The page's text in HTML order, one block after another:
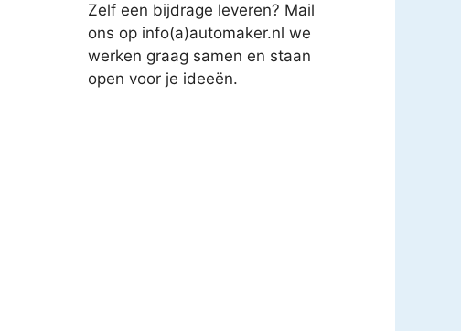
Zelf een bijdrage leveren? Mail
ons op info(a)automaker.nl we
werken graag samen en staan
open voor je ideeën.